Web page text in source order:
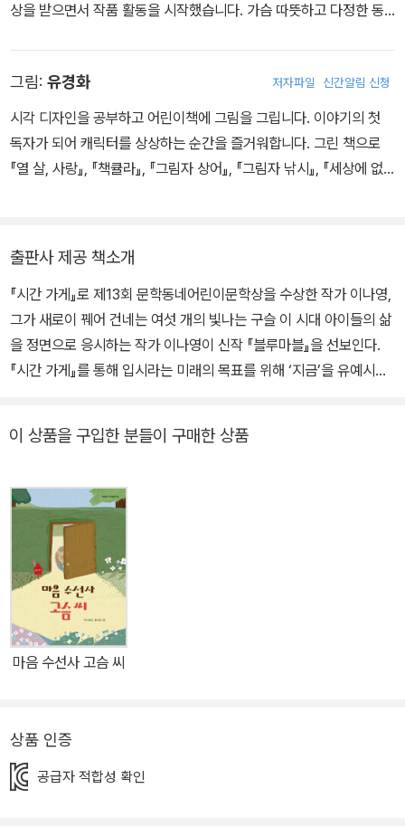
상을 받으면서 작품 활동을 시작했습니다. 가슴 따뜻하고 다정한 동
놀이》 《그날 밤 우리는》 《열세 살의 덩크 슛》, <소원을 들어주는 미
호네> <변비 탐정 실룩> 시리즈 등이 있습니다.
그림: 유경화 저자파일 신간알림 신청
시각 디자인을 공부하고 어린이책에 그림을 그립니다. 이야기의 첫
독자가 되어 캐릭터를 상상하는 순간을 즐거워합니다. 그린 책으로
『열 살, 사랑』, 『책큘라』, 『그림자 상어』, 『그림자 낚시』, 『세상에 없
출판사 제공 책소개
『시간 가게』로 제13회 문학동네어린이문학상을 수상한 작가 이나영,
그가 새로이 꿰어 건네는 여섯 개의 빛나는 구슬 이 시대 아이들의 삶
을 정면으로 응시하는 작가 이나영이 신작 『블루마블』을 선보인다.
『시간 가게』를 통해 입시라는 미래의 목표를 위해 ‘지금’을 유예시켜
는 용감한 아이들의 목소리가 담겼다. 차갑고 비틀린 현실의 틈을 감
리는 작가의 감수성은 『블루마블』의 전편을 고요히 압도한다. 그가
이 여섯 편의 작품을 통해 증명해 보이는 것은 광막한 우주를 도는 천
체들 사이를 공고히 채우고 있는 인력, 서로를 당기는 힘이다. 목소리
를 내는 너와, 너를 읽고 헤아리는 나 외로이 유영하는 아이들의 우주
첫 작품 「블루마블」은 극과 극의 두 친구 혜나와 은서 사이에서 갈등
하는 ‘나’의 이야기이다. 주사위를 굴려 돌아가는 게임판 위, ‘나’의 짐
작과 너무 다른 혜나와 은서의 진짜 모습은 어지러울 정도로 아찔하
다. 불필요한 서술 없이, 육면체의 작은 공간 속에서 펼쳐지는 세 아이
린 「노란 포스트잇」은 우리 사회 전체의 상처를 떠올리게도 한다. 나
부끼는 노란 종이들의 이미지와 차분히 숨을 고르는 주인공의 모습은
이 상품을 구입한 분들이 구매한 상품
마음 수선사 고슴 씨
상품 인증
공급자 적합성 확인